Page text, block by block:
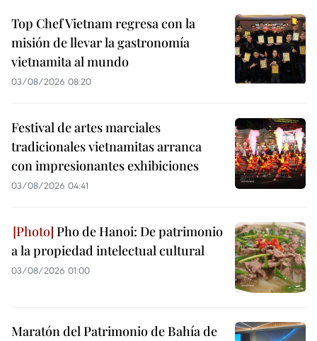
Top Chef Vietnam regresa con la
misión de llevar la gastronomía
vietnamita al mundo
03/08/2026 08:20
Festival de artes marciales
tradicionales vietnamitas arranca
con impresionantes exhibiciones
03/08/2026 04:41
Pho de Hanoi: De patrimonio
a la propiedad intelectual cultural
03/08/2026 01:00
Maratón del Patrimonio de Bahía de